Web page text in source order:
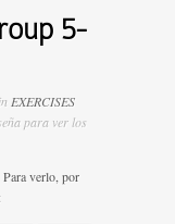
5-
EXERCISES
para ver los
Para verlo, por